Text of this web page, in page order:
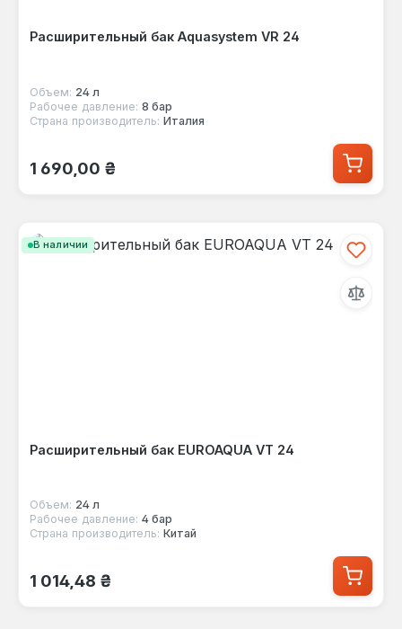
Расширительный бак Aquasystem VR 24
Объем: 24 л
Рабочее давление: 8 бар
Страна производитель: Италия
Обычная цена:
1 690,00 ₴
В наличии
Расширительный бак EUROAQUA VT 24
Объем: 24 л
Рабочее давление: 4 бар
Страна производитель: Китай
Обычная цена:
1 014,48 ₴